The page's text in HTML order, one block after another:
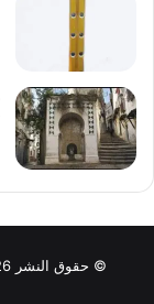
© حقوق النشر 2026، جميع الحقوق محفوظة |